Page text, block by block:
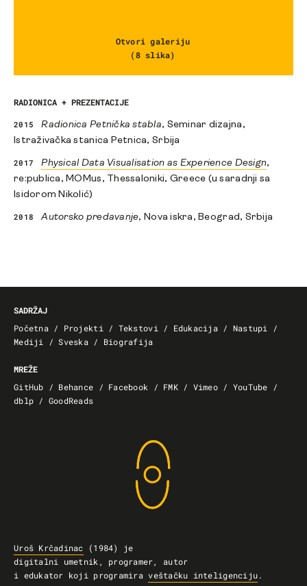
Otvori galeriju
(8 slika)
RADIONICA + PREZENTACIJE
2015 Radionica Petnička stabla, Seminar dizajna,
Istraživačka stanica Petnica, Srbija
2017 Physical Data Visualisation as Experience Design,
re:publica, MOMus, Thessaloniki, Greece (u saradnji sa
Isidorom Nikolić)
2018 Autorsko predavanje, Nova iskra, Beograd, Srbija
SADRŽAJ
Početna / Projekti / Tekstovi / Edukacija / Nastupi
/
Mediji
/Sveska / Biografija
MREŽE
GitHub / Behance / Facebook / FMK/ Vimeo / YouTube /
dblp / GoodReads
Uroš Krčadinac (1984) je
digitalni umetnik, programer, autor
i edukator koji programira veštačku inteligenciju.